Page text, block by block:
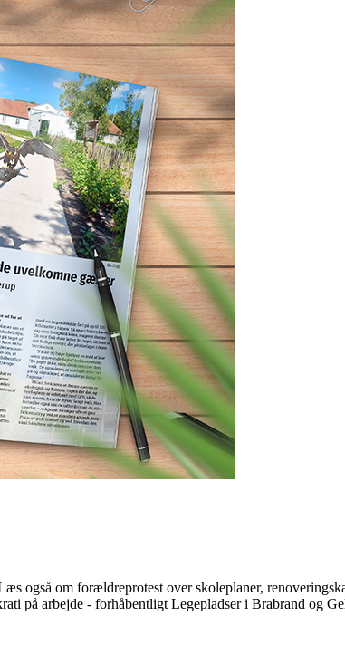
også om forældreprotest over skoleplaner,
på arbejde - forhåbentligt Legepladser i Brabrand og